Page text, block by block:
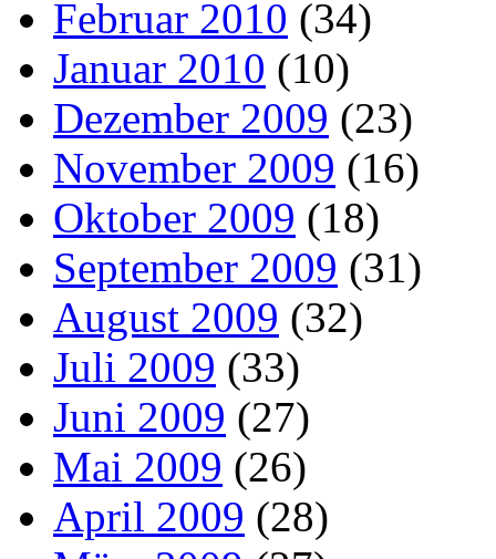
Februar 2010 (34)
Januar 2010 (10)
Dezember 2009 (23)
November 2009 (16)
Oktober 2009 (18)
September 2009 (31)
August 2009 (32)
Juli 2009 (33)
Juni 2009 (27)
Mai 2009 (26)
April 2009 (28)